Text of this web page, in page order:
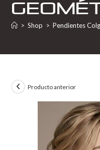
> Shop > Pendientes
Producto anterior